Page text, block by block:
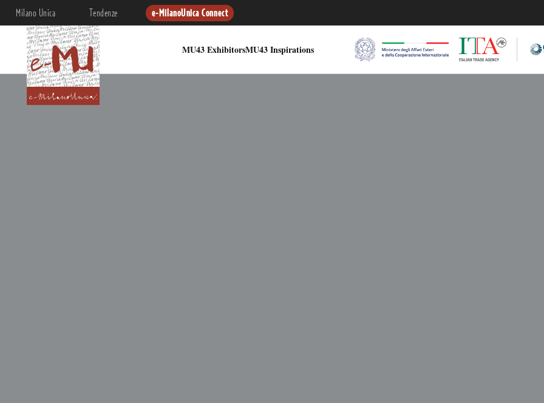
Milano Unica Tendenze e-MilanoUnica Connect
MU43 ExhibitorsMU43 Inspirations